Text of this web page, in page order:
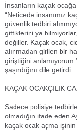
İnsanların kaçak
“Neticede insanımız
güvenlik tedbiri
gittiklerini ya
değiller. Kaçak ocak,
alınmadan girilen bir
giriştiğini
şaşırdığını dile getirdi.
KAÇAK OCAKÇILIK
Sadece polisiye
olmadığın ifade eden
kaçak ocak açma işinin